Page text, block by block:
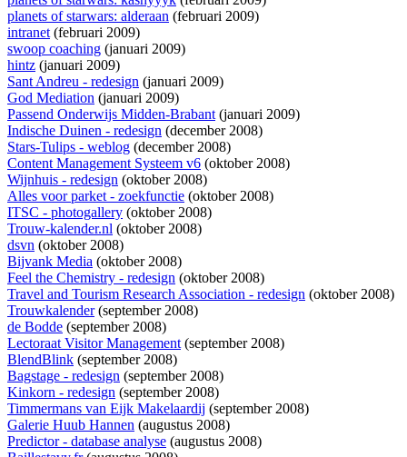
planets of starwars: alderaan (februari 2009)
intranet(februari 2009)
swoop coaching (januari 2009)
hintz (januari 2009)
Sant Andreu - redesign (januari 2009)
God Mediation (januari 2009)
Passend Onderwijs Midden-Brabant(januari 2009)
Indische Duinen - redesign (december 2008)
Stars-Tulips - weblog (december 2008)
Content Management Systeem v6 (oktober 2008)
Wijnhuis - redesign (oktober 2008)
Alles voor parket - zoekfunctie (oktober 2008)
ITSC - photogallery (oktober 2008)
Trouw-kalender.nl (oktober 2008)
dsvn (oktober 2008)
Bijvank Media (oktober 2008)
Feel the Chemistry - redesign (oktober 2008)
Travel and Tourism Research Association - redesign (oktober 2008)
Trouwkalender(september 2008)
de Bodde (september 2008)
Lectoraat Visitor Management(september 2008)
BlendBlink (september 2008)
Bagstage - redesign (september 2008)
Kinkorn - redesign (september 2008)
Timmermans van Eijk Makelaardij (september 2008)
Galerie Huub Hannen (augustus 2008)
Predictor - database analyse (augustus 2008)